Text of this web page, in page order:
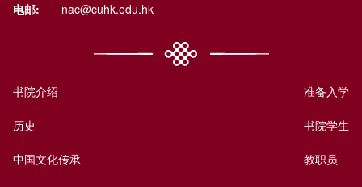
电邮: nac@cuhk.edu.hk
书院介绍
历史
中国文化传承
准备入学
书院学生
教职员